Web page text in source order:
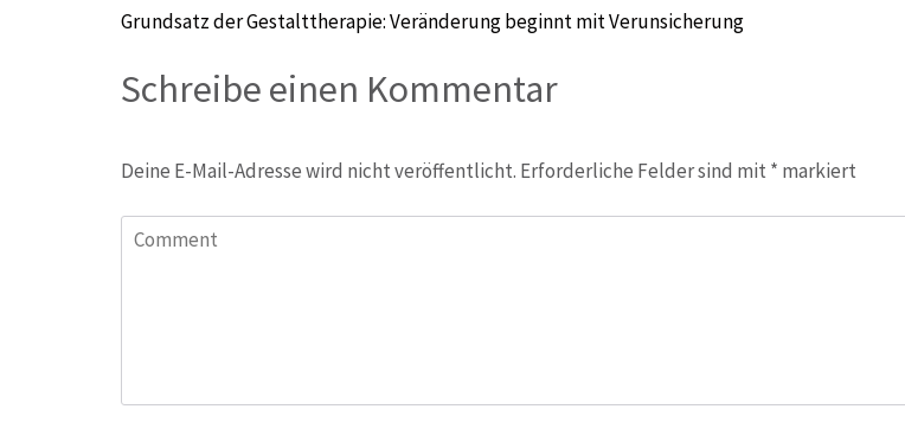
Beitragsnavigation
Grundsatz der Gestalttherapie: Veränderung beginnt mit Verunsicherung
Schreibe einen Kommentar
Deine E-Mail-Adresse wird nicht veröffentlicht. Erforderliche Felder sind mit * markiert
Comment